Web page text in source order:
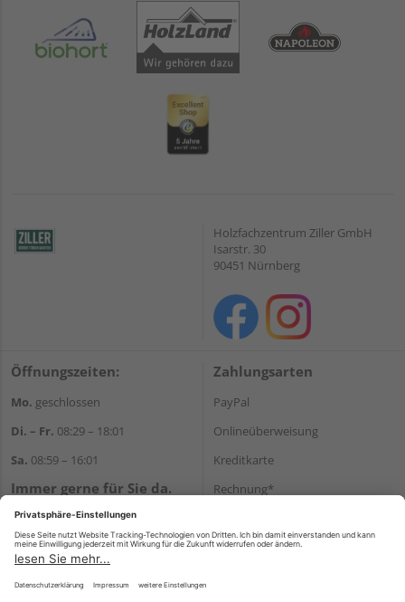
Holzfachzentrum Ziller GmbH
Isarstr. 30
90451 Nürnberg
Öffnungszeiten:
Mo. geschlossen
Di. – Fr. 08:29 – 18:01
Sa. 08:59 – 16:01
Immer gerne für Sie da.
E-Mail:kontakt@holzziller.de
Zahlungsarten
PayPal
Onlineüberweisung
Kreditkarte
Rechnung*
Versand